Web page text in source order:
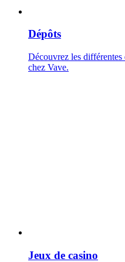
Dépôts
Découvrez les
chez Vave.
Jeux de casino